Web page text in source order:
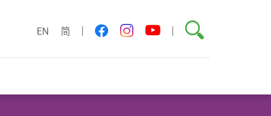
EN 简 facebookinstagram
youtube
搜尋